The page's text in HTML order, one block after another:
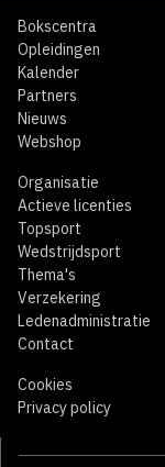
Bokscentra
Opleidingen
Kalender
Partners
Nieuws
Webshop
Organisatie
Actieve licenties
Topsport
Wedstrijdsport
Thema's
Verzekering
Ledenadministratie
Contact
Cookies
Privacy policy